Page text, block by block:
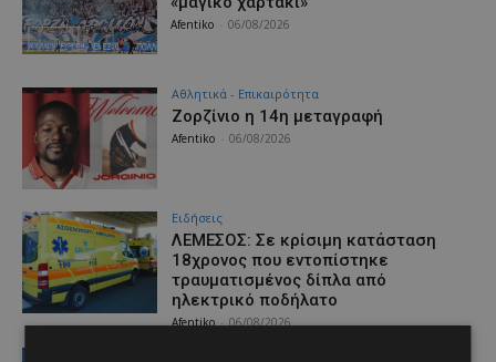
Afentiko 06/08/2026
Αθλητικά - Επικαιρότητα
Ζορζίνιο η 14η μεταγραφή
Afentiko 06/08/2026
Ειδήσεις
ΛΕΜΕΣΟΣ: Σε κρίσιμη κατάσταση
18χρονος που εντοπίστηκε
τραυματισμένος δίπλα από
ηλεκτρικό ποδήλατο
Afentiko - 06/08/2026